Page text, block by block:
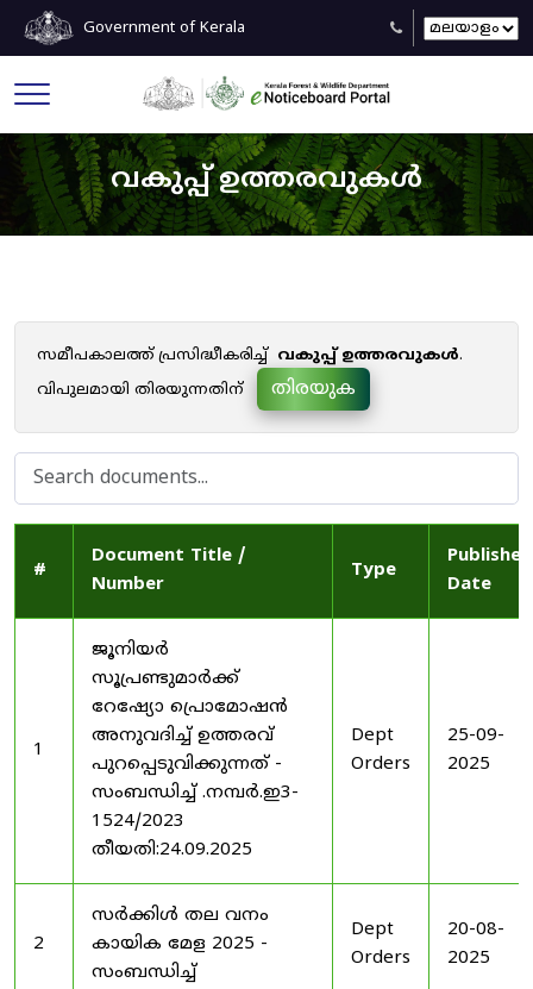
Government of Kerala
വകുപ്പ് ഉത്തരവുകൾ
സമീപകാലത്ത് പ്രസിദ്ധീകരിച്ച് വകുപ്പ് ഉത്തരവുകൾ.
വിപുലമായി തിരയുന്നതിന്
തിരയുക
#
Document Title /
Number
Type
Published
Date
1
ജൂനിയർ
സൂപ്രണ്ടുമാർക്ക്
റേഷ്യോ പ്രൊമോഷൻ
അനുവദിച്ച് ഉത്തരവ്
പുറപ്പെടുവിക്കുന്നത് -
സംബന്ധിച്ച് .നമ്പർ.ഇ3-
1524/2023
തീയതി:24.09.2025
Dept
Orders
25-09-
2025
2
സർക്കിൾ തല വനം
കായിക മേള 2025 -
സംബന്ധിച്ച്
Dept
Orders
20-08-
2025